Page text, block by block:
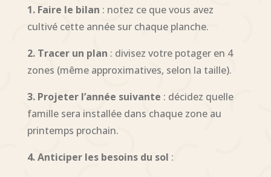
1. Faire le bilan : notez ce que vous avez
cultivé cette année sur chaque planche.
2. Tracer un plan : divisez votre potager en 4
zones (même approximatives, selon la taille).
3. Projeter l’année suivante : décidez quelle
famille sera installée dans chaque zone au
printemps prochain.
4. Anticiper les besoins du sol :